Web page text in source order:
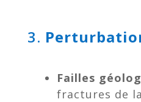
3.
Failles
fractures de